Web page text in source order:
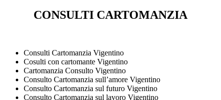
CONSULTI CARTOMANZIA
Consulti Cartomanzia Vigentino
Cosulti con cartomante Vigentino
Cartomanzia Consulto Vigentino
Consulto Cartomanzia sull’amore Vigentino
Consulto Cartomanzia sul futuro Vigentino
Consulto Cartomanzia sul lavoro Vigentino